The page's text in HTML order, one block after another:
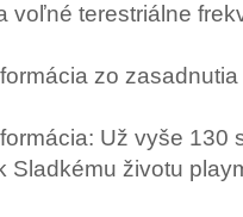
voľné terestriálne
zo
Už vyše 130
Sladkému životu